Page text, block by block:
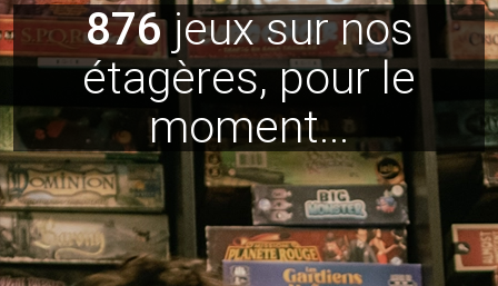
876jeux sur nos
étagères, pour le
moment...